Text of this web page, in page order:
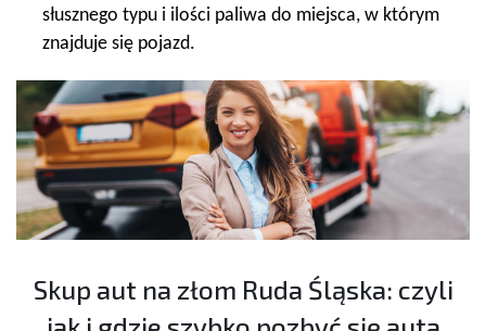
słusznego typu i ilości paliwa do miejsca, w którym
znajduje się pojazd.
Skup aut na złom Ruda Śląska: czyli